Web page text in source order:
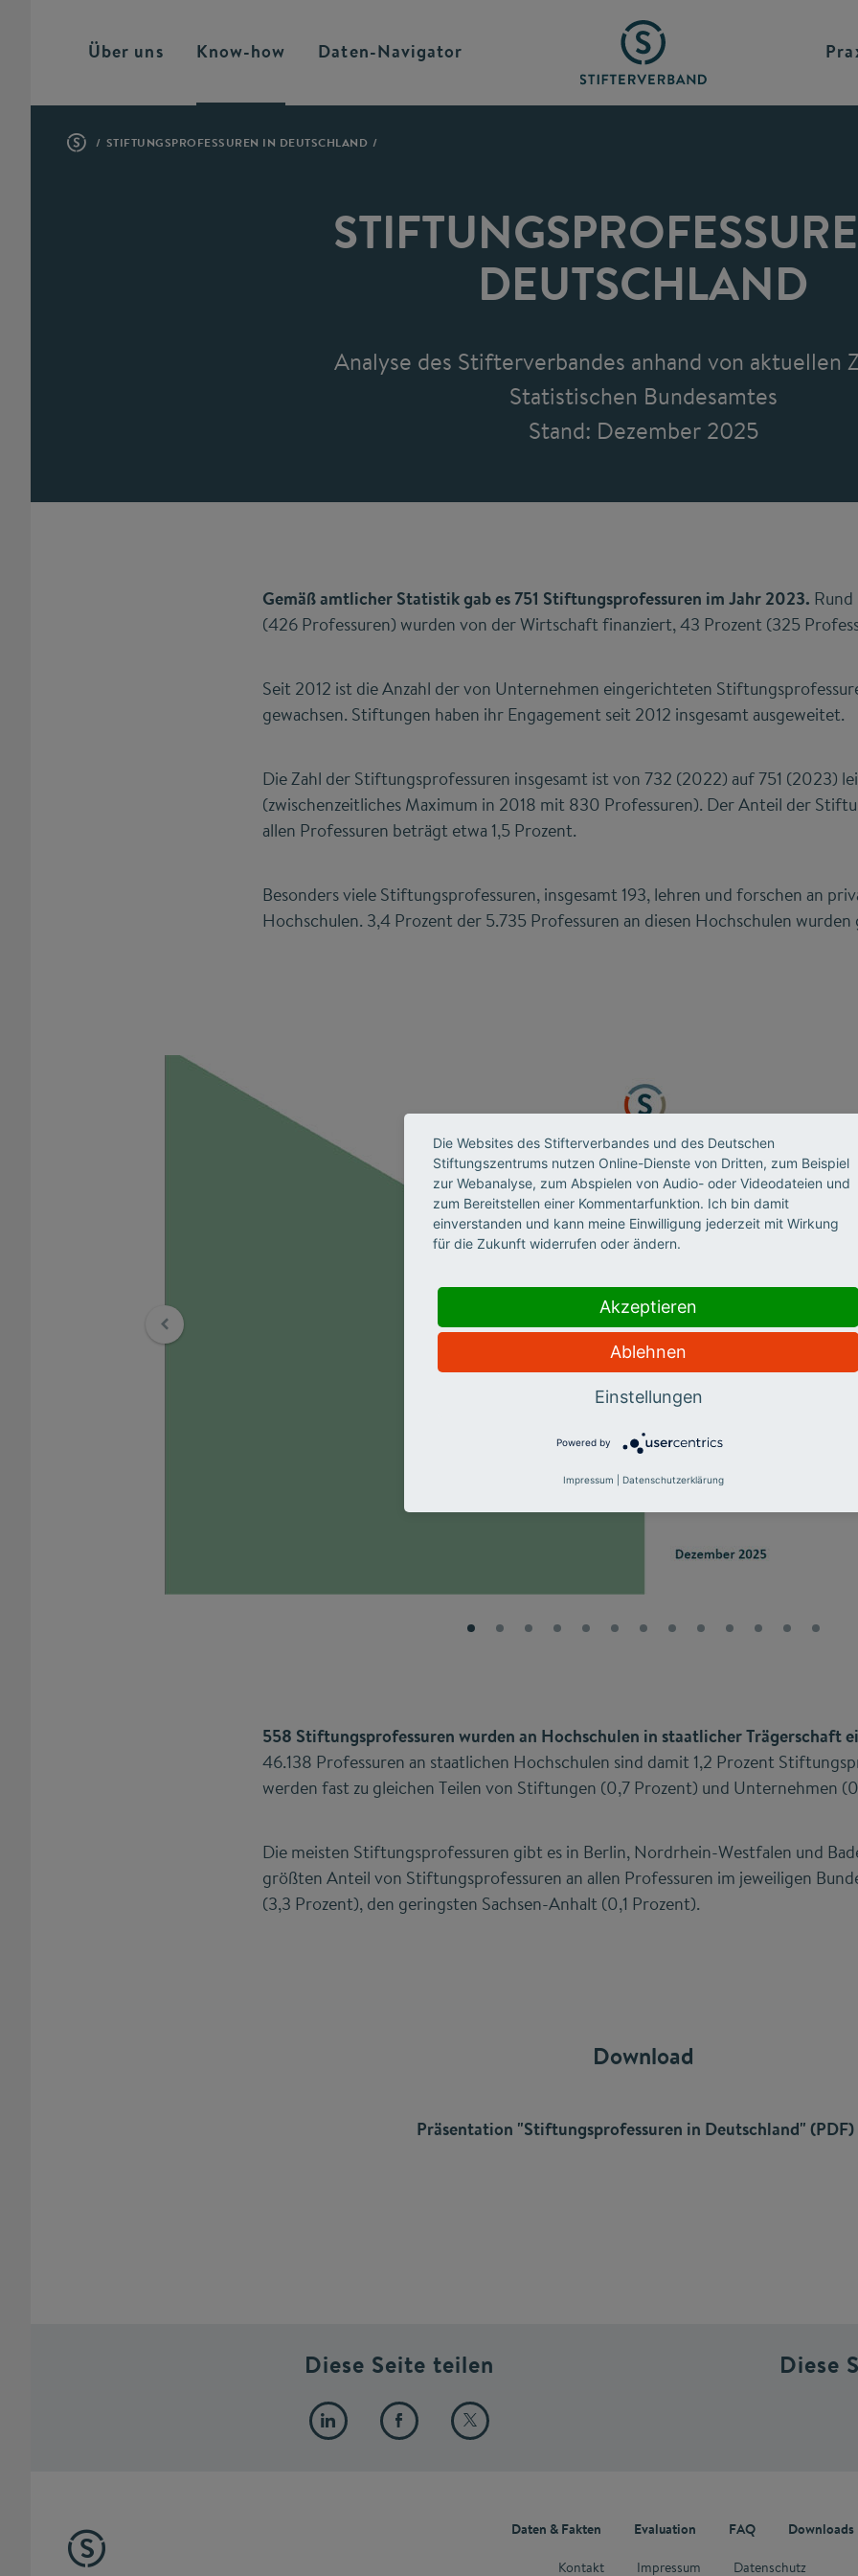
Über uns Know-how Daten-Navigator
STIFTUNGSPROFESSUREN IN DEUTSCHLAND
DEUTSCHLAND
Analyse des Stifterverbandes anhand von aktuellen
Statistischen Bundesamtes
Stand: Dezember 2025
Gemäß amtlicher Statistik gab es 751 Stiftungsprofessuren im Jahr 2023.
(426 Professuren) wurden von der Wirtschaft finanziert, 43 Prozent (325
Seit 2012 ist die Anzahl der von Unternehmen eingerichteten
gewachsen. Stiftungen haben ihr Engagement seit 2012 insgesamt ausgeweitet.
Die Zahl der Stiftungsprofessuren insgesamt ist von 732 (2022) auf 751 (2023)
(zwischenzeitliches Maximum in 2018 mit 830 Professuren). Der Anteil der
allen Professuren beträgt etwa 1,5 Prozent.
Besonders viele Stiftungsprofessuren, insgesamt 193, lehren und forschen an
Hochschulen. 3,4 Prozent der 5.735 Professuren an diesen Hochschulen
558 Stiftungsprofessuren wurden an Hochschulen in staatlicher Trägerschaft
46.138 Professuren an staatlichen Hochschulen sind damit 1,2 Prozent
werden fast zu gleichen Teilen von Stiftungen (0,7 Prozent) und Unternehmen
Die meisten Stiftungsprofessuren gibt es in Berlin, Nordrhein-Westfalen und
größten Anteil von Stiftungsprofessuren an allen Professuren im jeweiligen
(3,3 Prozent), den geringsten Sachsen-Anhalt (0,1 Prozent).
Download
Präsentation "Stiftungsprofessuren in Deutschland" (PDF)
Diese Seite teilen Diese
Daten & Fakten Evaluation FAQ
Downloads
Kontakt
Impressum Datenschutz
Die Websites des Stifterverbandes und des Deutschen
Stiftungszentrums nutzen Online-Dienste von Dritten, zum Beispiel
zur Webanalyse, zum Abspielen von Audio- oder Videodateien und
zum Bereitstellen einer Kommentarfunktion. Ich bin damit
einverstanden und kann meine Einwilligung jederzeit mit Wirkung
für die Zukunft widerrufen oder ändern.
Akzeptieren
Ablehnen
Einstellungen
Powered by
Impressum Datenschutzerklärung